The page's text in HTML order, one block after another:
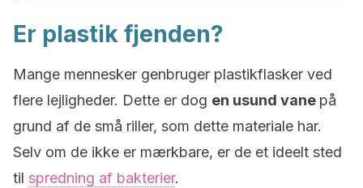
Er plastik fjenden?
Mange mennesker genbruger plastikflasker ved
flere lejligheder. Dette er dog en usund vane på
grund af de små riller, som dette materiale har.
Selv om de ikke er mærkbare, er de et ideelt sted
til spredning af bakterier.